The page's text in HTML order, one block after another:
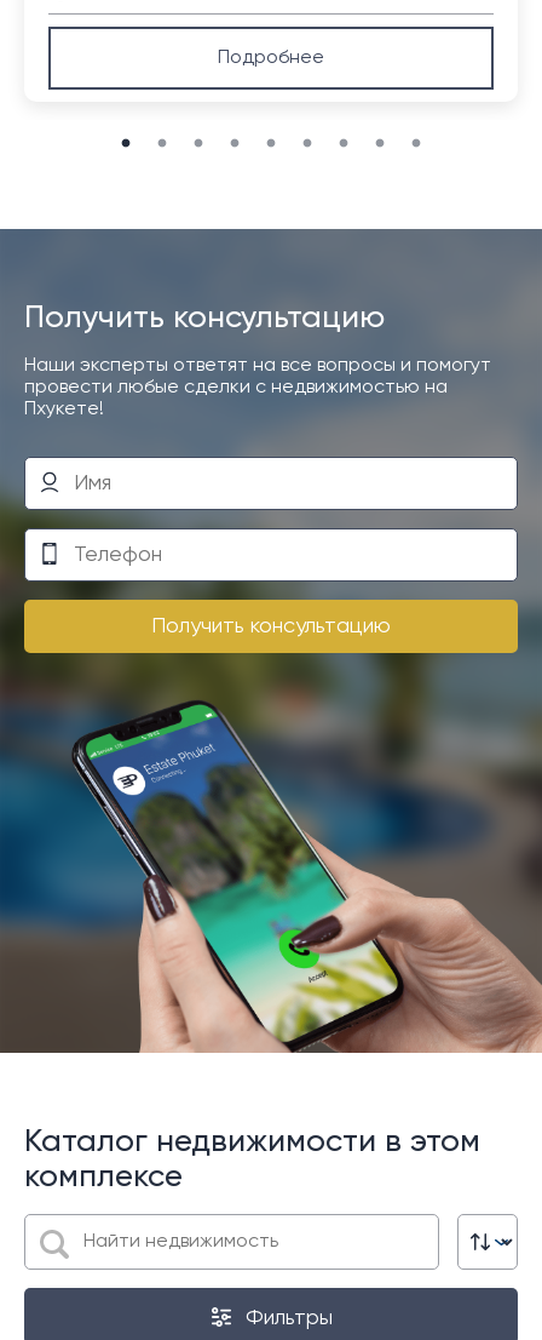
Подробнее
Получить консультацию
Наши эксперты ответят на все вопросы и помогут
провести любые сделки с недвижимостью на
Пхукете!
Получить консультацию
Каталог недвижимости в этом
комплексе
Фильтры